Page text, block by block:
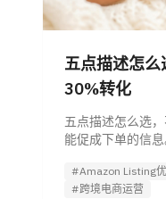
五点描述怎
30%转化
五点描述怎么选
能促成下单的信
行的筛选清单。
#Amazon Listing
#跨境电商运营